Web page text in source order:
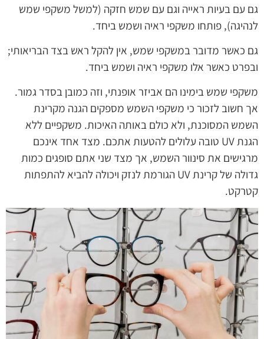
גם עם בעיות ראייה וגם עם שמש חזקה (למשל משקפי שמש
לנהיגה), פותחו משקפי ראיה ושמש ביחד.
גם כאשר מדובר במשקפי שמש, אין להקל ראש בצד הבריאותי;
ובפרט כאשר אלו משקפי ראיה ושמש ביחד.
משקפי שמש בימינו הם אביזר אופנתי, וזה כמובן בסדר גמור.
אך חשוב לזכור כי משקפי השמש מספקים הגנה מקרינת
השמש המסוכנת, ולא כולם באותה האיכות. משקפיים ללא
הגנת UV טובה עלולים להטעות אתכם. מצד אחד אינכם
מרגישים את סינוור השמש, אך מצד שני אתם סופגים כמות
גדולה של קרינת UV הגורמת לנזק ויכולה להביא להתפתות
קטרקט.